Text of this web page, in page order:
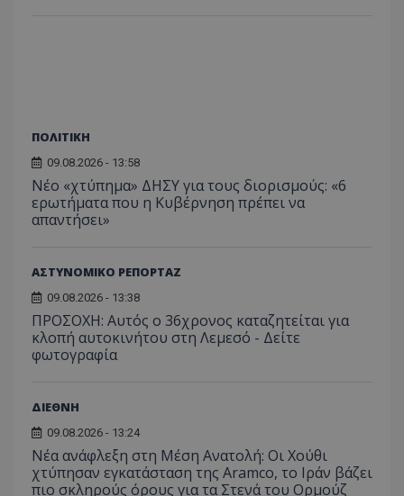
ΠΟΛΙΤΙΚΗ
09.08.2026 - 13:58
Νέο «χτύπημα» ΔΗΣΥ για τους διορισμούς: «6
ερωτήματα που η Κυβέρνηση πρέπει να
απαντήσει»
ΑΣΤΥΝΟΜΙΚΟ ΡΕΠΟΡΤΑΖ
09.08.2026 - 13:38
ΠΡΟΣΟΧΗ: Αυτός ο 36χρονος καταζητείται για
κλοπή αυτοκινήτου στη Λεμεσό - Δείτε
φωτογραφία
ΔΙΕΘΝΗ
09.08.2026 - 13:24
Νέα ανάφλεξη στη Μέση Ανατολή: Οι Χούθι
χτύπησαν εγκατάσταση της Aramco, το Ιράν βάζει
πιο σκληρούς όρους για τα Στενά του Ορμούζ
__cf_bm
Cloudflare Inc.